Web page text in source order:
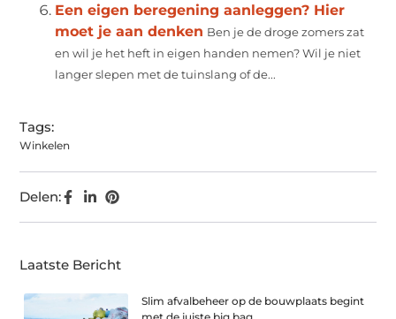
Een eigen beregening aanleggen? Hier
moet je aan denken Ben je de droge zomers zat
en wil je het heft in eigen handen nemen? Wil je niet
langer slepen met de tuinslang of de...
Tags:
Winkelen
Delen:
Laatste Bericht
Slim afvalbeheer op de bouwplaats begint